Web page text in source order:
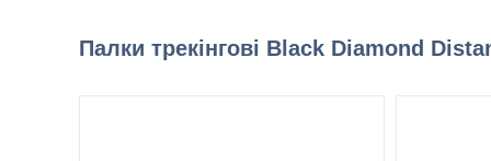
Палки трекінгові Black Diamond